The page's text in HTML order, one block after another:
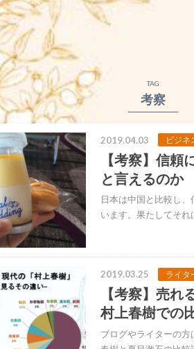
TAG
考察
2019.04.03 ビジネ
【考察】信頼
と言えるのか
日本は中国と比較し
います。果たしてそれ
2019.03.25 ライタ
【考察】売れ
村上春樹での
ブログやライターの